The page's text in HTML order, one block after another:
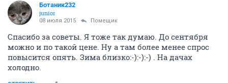
Ботаник232
junior
08 июля 2015 Помещик
Спасибо за советы. Я тоже так думаю. До сентября
можно и по такой цене. Ну а там более менее спрос
повысится опять. Зима близко:-):-):-) . На дачах
холодно.